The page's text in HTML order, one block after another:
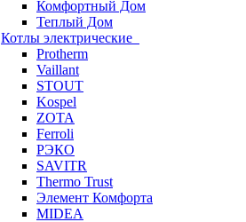
Комфортный Дом
Теплый Дом
Котлы электрические
Protherm
Vaillant
STOUT
Kospel
ZOTA
Ferroli
РЭКО
SAVITR
Thermo Trust
Элемент Комфорта
MIDEA